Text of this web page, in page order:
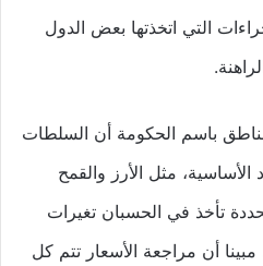
التي اتخذتها بعض الدول
باسم الحكومة أن السلطات
مثل الأرز والقمح
تأخذ في الحسبان تغيرات
مبينا أن مراجعة الأسعار تتم كل